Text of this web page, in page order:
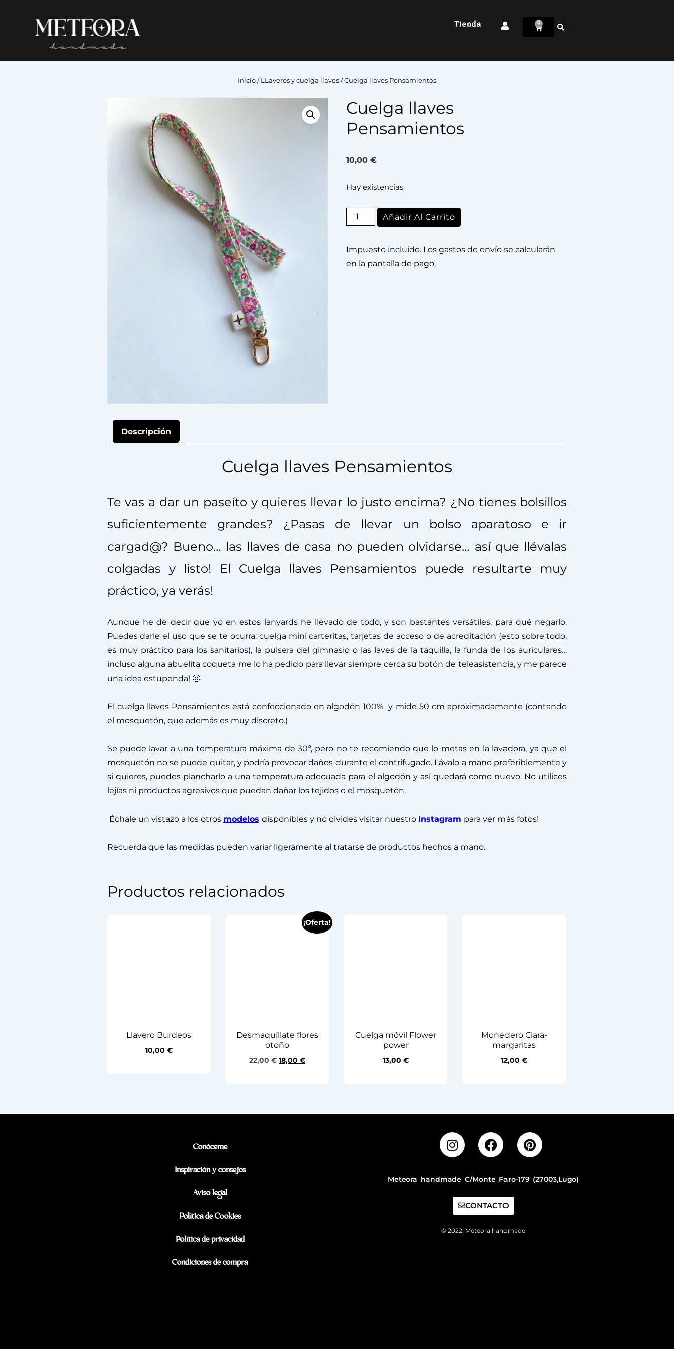
Tienda 0
Inicio/LLaveros y cuelga llaves/ Cuelga llaves Pensamientos
Cuelga llaves
Pensamientos
10,00€
Hay existencias
Añadir Al Carrito
Impuesto incluido. Los gastos de envío se calcularán
en la pantalla de pago.
Descripción
Cuelga llaves Pensamientos
Te vas a dar un paseíto y quieres llevar lo justo encima? ¿No tienes bolsillos
suficientemente grandes? ¿Pasas de llevar un bolso aparatoso e ir
cargad@? Bueno… las llaves de casa no pueden olvidarse… así que llévalas
colgadas y listo! El Cuelga llaves Pensamientos puede resultarte muy
práctico, ya verás!
Aunque he de decir que yo en estos lanyards he llevado de todo, y son bastantes versátiles, para qué negarlo.
Puedes darle el uso que se te ocurra: cuelga mini carteritas, tarjetas de acceso o de acreditación (esto sobre todo,
es muy práctico para los sanitarios), la pulsera del gimnasio o las laves de la taquilla, la funda de los auriculares…
incluso alguna abuelita coqueta me lo ha pedido para llevar siempre cerca su botón de teleasistencia, y me parece
una idea estupenda! 🙂
El cuelga llaves Pensamientos está confeccionado en algodón 100% y mide 50 cm aproximadamente (contando
el mosquetón, que además es muy discreto.)
Se puede lavar a una temperatura máxima de 30º, pero no te recomiendo que lo metas en la lavadora, ya que el
mosquetón no se puede quitar, y podría provocar daños durante el centrifugado. Lávalo a mano preferiblemente y
si quieres, puedes plancharlo a una temperatura adecuada para el algodón y así quedará como nuevo. No utilices
lejías ni productos agresivos que puedan dañar los tejidos o el mosquetón.
Échale un vistazo a los otros modelos disponibles y no olvides visitar nuestro Instagram para ver más fotos!
Recuerda que las medidas pueden variar ligeramente al tratarse de productos hechos a mano.
Productos relacionados
Llavero Burdeos
10,00 €
¡Oferta!
Desmaquíllate flores
otoño
22,00€ 18,00 €
Cuelga móvil Flower
power
13,00€
Monedero Clara-
margaritas
12,00€
Conóceme
Inspiración y consejos
Aviso legal
Política de Cookies
Política de privacidad
Condiciones de compra
Meteora handmade C/Monte Faro-179 (27003,Lugo)
CONTACTO
© 2022, Meteora handmade